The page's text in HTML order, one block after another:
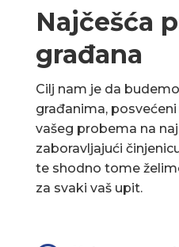
Najčešća
građana
Cilj nam je da
građanima,
vašeg probema na
zaboravljajući
te shodno tome
za svaki vaš upit.